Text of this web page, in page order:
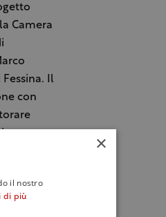
Camera
Il
con
Tour
×
il nostro
di più